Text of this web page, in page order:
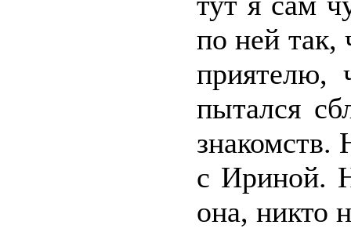
по ней так,
приятелю,
пытался
знакомств.
с Ириной.
она, никто